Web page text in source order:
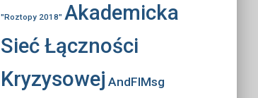
"Roztopy 2018" Akademicka
Sieć Łączności
Kryzysowej AndFlMsg